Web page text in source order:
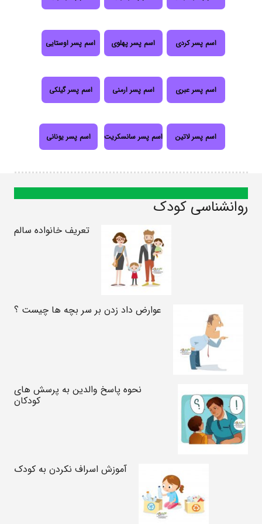
اسم پسر کردی اسم پسر پهلوی اسم پسر اوستایی
اسم پسر عبری اسم پسر ارمنی اسم پسر گیلکی
اسم پسر لاتین اسم پسر سانسکریت اسم پسر یونانی
روانشناسی کودک
تعریف خانواده سالم
عوارض داد زدن بر سر بچه ها چیست ؟
نحوه پاسخ والدین به پرسش های
کودکان
آموزش اسراف نکردن به کودک